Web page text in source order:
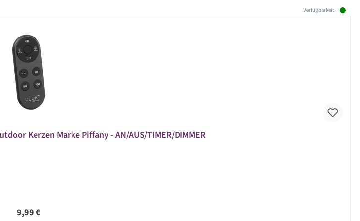
Verfügbarkeit:
Kerzen Marke Piffany - AN/AUS/TIMER/DIMMER
Regulärer Preis:
9,99 €